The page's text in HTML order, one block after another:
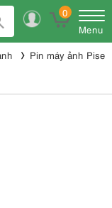
0
Menu
Pin máy ảnh Pisen